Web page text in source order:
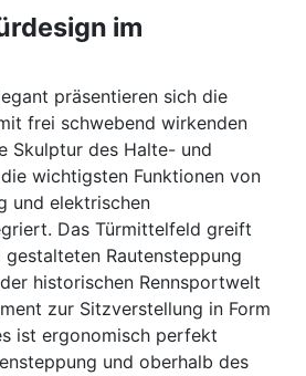
im
präsentieren sich die
frei schwebend wirkenden
Skulptur des Halte- und
wichtigsten Funktionen von
und elektrischen
Das Türmittelfeld greift
Rautensteppung
historischen Rennsportwelt
zur Sitzverstellung in Form
ist ergonomisch perfekt
und oberhalb des